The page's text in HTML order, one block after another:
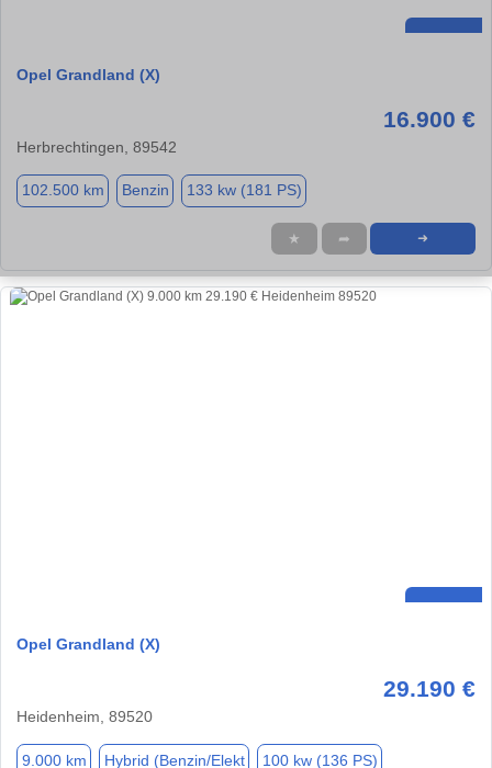
Opel Grandland (X)
16.900 €
Herbrechtingen, 89542
102.500 km Benzin 133 kw (181 PS)
★ ➦ ➜
Opel Grandland (X)
29.190 €
Heidenheim, 89520
9.000 km Hybrid (Benzin/Elekt 100 kw (136 PS)